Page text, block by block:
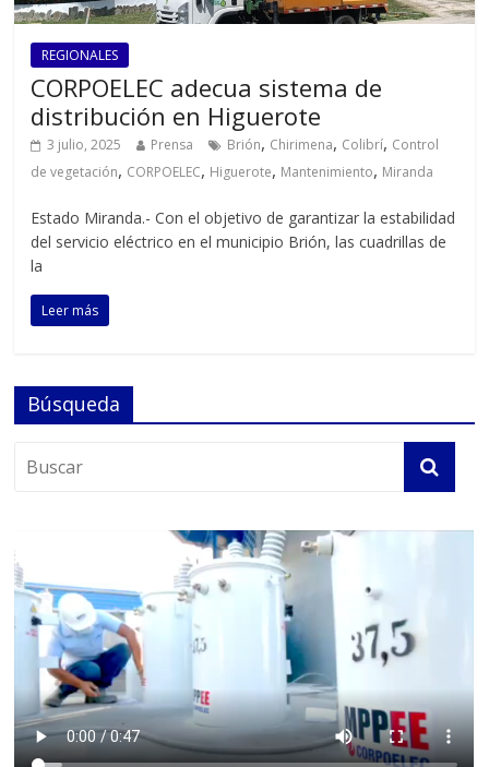
REGIONALES
CORPOELEC adecua sistema de
distribución en Higuerote
3 julio, 2025 Prensa Brión, Chirimena, Colibrí, Control
de vegetación, CORPOELEC, Higuerote, Mantenimiento, Miranda
Estado Miranda.- Con el objetivo de garantizar la estabilidad
del servicio eléctrico en el municipio Brión, las cuadrillas de
la
Leer más
Búsqueda